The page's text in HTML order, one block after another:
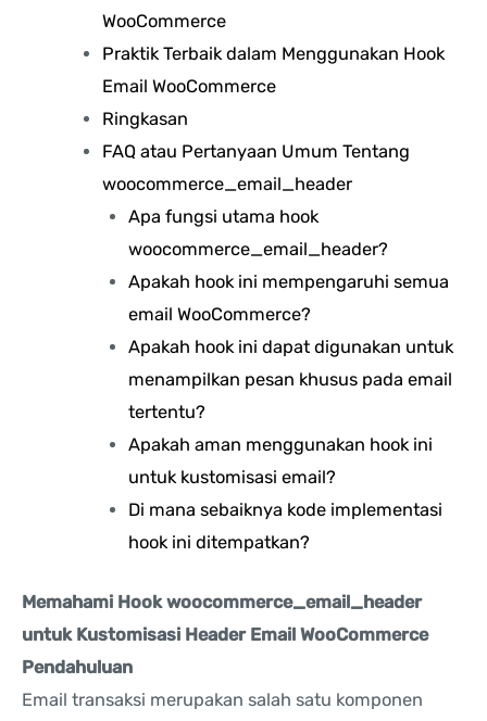
WooCommerce
Praktik Terbaik dalam Menggunakan Hook
Email WooCommerce
Ringkasan
FAQ atau Pertanyaan Umum Tentang
woocommerce_email_header
Apa fungsi utama hook
woocommerce_email_header?
Apakah hook ini mempengaruhi semua
email WooCommerce?
Apakah hook ini dapat digunakan untuk
menampilkan pesan khusus pada email
tertentu?
Apakah aman menggunakan hook ini
untuk kustomisasi email?
Di mana sebaiknya kode implementasi
hook ini ditempatkan?
Memahami Hook woocommerce_email_header
untuk Kustomisasi Header Email WooCommerce
Pendahuluan
Email transaksi merupakan salah satu komponen